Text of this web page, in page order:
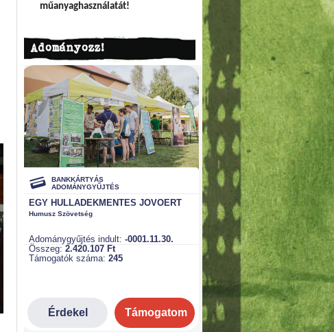
műanyaghasználatát!
Adományozz!